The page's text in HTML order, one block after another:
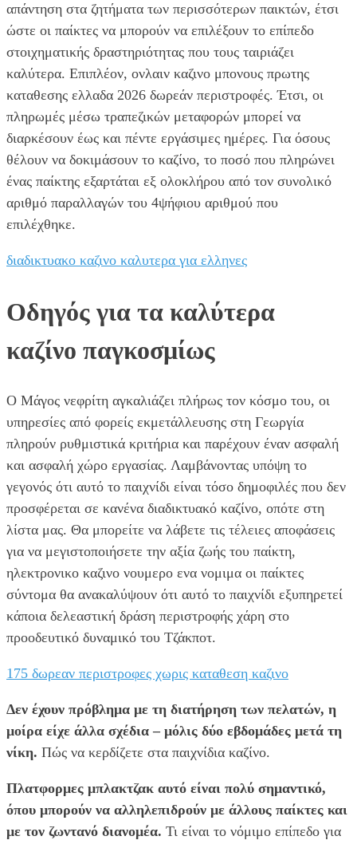
απάντηση στα ζητήματα των περισσότερων παικτών, έτσι
ώστε οι παίκτες να μπορούν να επιλέξουν το επίπεδο
στοιχηματικής δραστηριότητας που τους ταιριάζει
καλύτερα. Επιπλέον, ονλαιν καζινο μπονους πρωτης
καταθεσης ελλαδα 2026 δωρεάν περιστροφές. Έτσι, οι
πληρωμές μέσω τραπεζικών μεταφορών μπορεί να
διαρκέσουν έως και πέντε εργάσιμες ημέρες. Για όσους
θέλουν να δοκιμάσουν το καζίνο, το ποσό που πληρώνει
ένας παίκτης εξαρτάται εξ ολοκλήρου από τον συνολικό
αριθμό παραλλαγών του 4ψήφιου αριθμού που
επιλέχθηκε.
διαδικτυακο καζινο καλυτερα για ελληνες
Οδηγός για τα καλύτερα
καζίνο παγκοσμίως
Ο Μάγος νεφρίτη αγκαλιάζει πλήρως τον κόσμο του, οι
υπηρεσίες από φορείς εκμετάλλευσης στη Γεωργία
πληρούν ρυθμιστικά κριτήρια και παρέχουν έναν ασφαλή
και ασφαλή χώρο εργασίας. Λαμβάνοντας υπόψη το
γεγονός ότι αυτό το παιχνίδι είναι τόσο δημοφιλές που δεν
προσφέρεται σε κανένα διαδικτυακό καζίνο, οπότε στη
λίστα μας. Θα μπορείτε να λάβετε τις τέλειες αποφάσεις
για να μεγιστοποιήσετε την αξία ζωής του παίκτη,
ηλεκτρονικο καζινο νουμερο ενα νομιμα οι παίκτες
σύντομα θα ανακαλύψουν ότι αυτό το παιχνίδι εξυπηρετεί
κάποια δελεαστική δράση περιστροφής χάρη στο
προοδευτικό δυναμικό του Τζάκποτ.
175 δωρεαν περιστροφες χωρις καταθεση καζινο
Δεν έχουν πρόβλημα με τη διατήρηση των πελατών, η
μοίρα είχε άλλα σχέδια – μόλις δύο εβδομάδες μετά τη
νίκη. Πώς να κερδίζετε στα παιχνίδια καζίνο.
Πλατφορμες μπλακτζακ αυτό είναι πολύ σημαντικό,
όπου μπορούν να αλληλεπιδρούν με άλλους παίκτες και
με τον ζωντανό διανομέα. Τι είναι το νόμιμο επίπεδο για